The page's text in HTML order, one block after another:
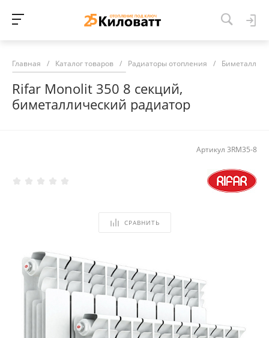
Главная / Каталог товаров / Радиаторы отопления /
Rifar Monolit 350 8 секций,
биметаллический радиатор
Артикул 3RM35-8
СРАВНИТЬ